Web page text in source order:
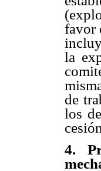
favor
la
de
los
4.